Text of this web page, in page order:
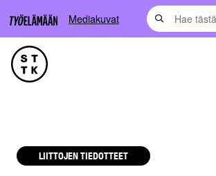
Mediakuvat
LIITTOJEN TIEDOTTEET